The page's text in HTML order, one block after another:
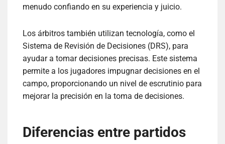
menudo confiando en su experiencia y juicio.
Los árbitros también utilizan tecnología, como el
Sistema de Revisión de Decisiones (DRS), para
ayudar a tomar decisiones precisas. Este sistema
permite a los jugadores impugnar decisiones en el
campo, proporcionando un nivel de escrutinio para
mejorar la precisión en la toma de decisiones.
Diferencias entre partidos